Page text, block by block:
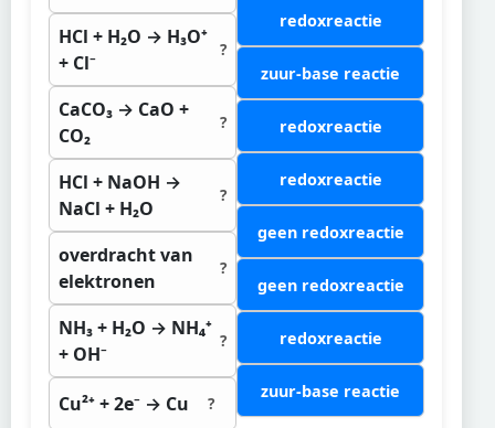
HCl + H₂O → H₃O⁺
+ Cl⁻
?
CaCO₃ → CaO +
CO₂
?
HCl + NaOH →
NaCl + H₂O
?
overdracht van
elektronen
?
NH₃ + H₂O → NH₄⁺
+ OH⁻
?
Cu²⁺ + 2e⁻ → Cu ?
redoxreactie
zuur-base reactie
redoxreactie
redoxreactie
geen redoxreactie
geen redoxreactie
redoxreactie
zuur-base reactie